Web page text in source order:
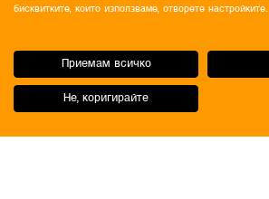
ОБЩИ УСЛОВИЯ
бисквитките, които използваме, отворете настройките.
Приемам всичко
Не, коригирайте